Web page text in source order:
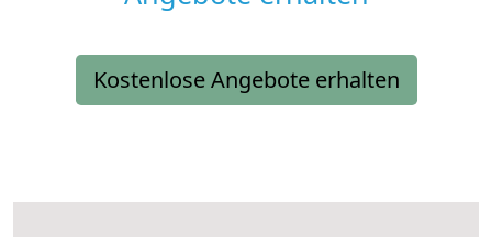
Kostenlose Angebote erhalten